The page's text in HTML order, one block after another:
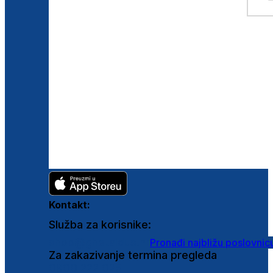
Kontakt:
Služba za korisnike:
Pronađi najbližu
Za zakazivanje termina pregleda